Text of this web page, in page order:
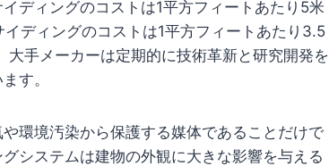
ディングのコストは1平方フィートあたり5米
ディングのコストは1平方フィートあたり3.5
手メーカーは定期的に技術革新と研究開発を
す。
環境汚染から保護する媒体であることだけで
システムは建物の外観に大きな影響を与える